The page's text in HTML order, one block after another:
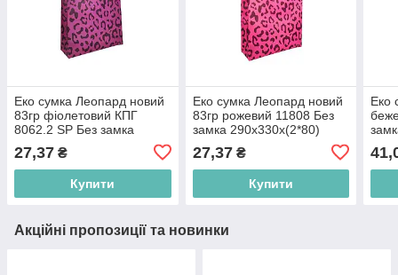
Еко сумка Леопард новий
83гр фіолетовий КПГ
8062.2 SP Без замка
500мм ТМ RendPak BP
27,37 ₴
Купити
Еко сумка Леопард новий
83гр рожевий 11808 Без
замка 290x330х(2*80)
(1*30) 500мм ТМ RendPak
BP
27,37₴
Купити
Еко
BP
Акційні пропозиції та новинки